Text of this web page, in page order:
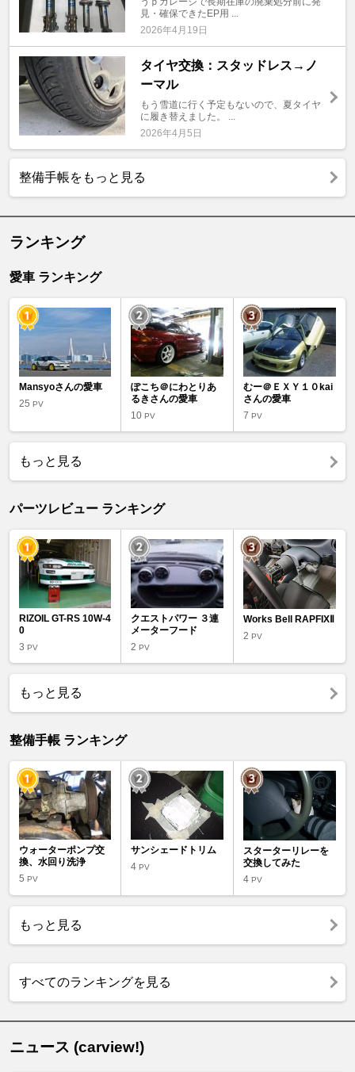
見・確保できたEP用 ...
2026年4月19日
タイヤ交換：スタッドレス→ノ
ーマル
もう雪道に行く予定もないので、夏タイヤ
に履き替えました。 ...
2026年4月5日
整備手帳をもっと見る
ランキング
愛車 ランキング
Mansyoさんの愛車
25 PV
ぽこち＠にわとりあ
るきさんの愛車
10PV
むー＠ＥＸＹ１０kai
さんの愛車
7 PV
もっと見る
パーツレビュー ランキング
RIZOIL GT-RS 10W-4
0
3 PV
クエストパワー ３連
メーターフード
2PV
Works Bell RAPFIXⅡ
2 PV
もっと見る
整備手帳 ランキング
ウォーターポンプ交
換、水回り洗浄
5 PV
サンシェードトリム
4PV
スターターリレーを
交換してみた
4 PV
もっと見る
すべてのランキングを見る
ニュース (carview!)